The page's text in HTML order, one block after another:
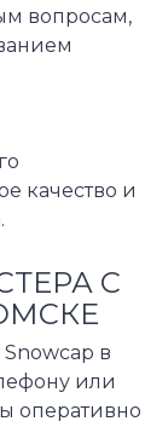
вопросам,
качество и
С
в
или
оперативно